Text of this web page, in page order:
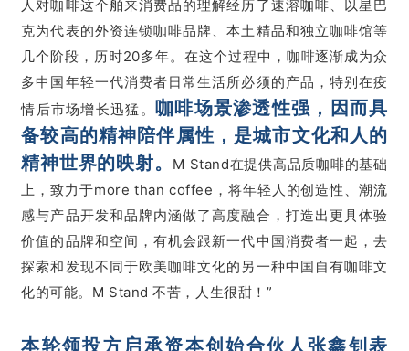
人对咖啡这个舶来消费品的理解经历了速溶咖啡、以星巴
克为代表的外资连锁咖啡品牌、本土精品和独立咖啡馆等
几个阶段，历时20多年。在这个过程中，咖啡逐渐成为众
多中国年轻一代消费者日常生活所必须的产品，特别在疫
情后市场增长迅猛。 咖啡场景渗透性强，因而具
备较高的精神陪伴属性，是城市文化和人的
精神世界的映射。
M Stand在提供高品质咖啡的基础
上，致力于more than coffee，将年轻人的创造性、潮流
感与产品开发和品牌内涵做了高度融合，打造出更具体验
价值的品牌和空间，有机会跟新一代中国消费者一起，去
探索和发现不同于欧美咖啡文化的另一种中国自有咖啡文
化的可能。M Stand 不苦，人生很甜！”
本轮领投方启承资本创始合伙人张鑫钊表